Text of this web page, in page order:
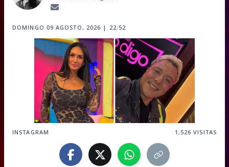
DOMINGO 09 AGOSTO, 2026 | 22:52
INSTAGRAM 1,526 VISITAS